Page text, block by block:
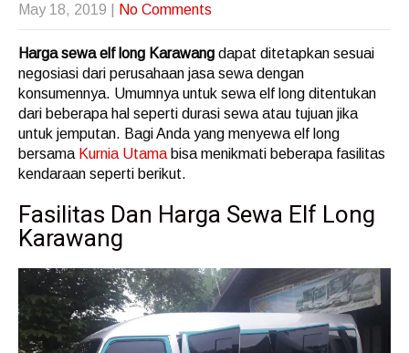
May 18, 2019 No Comments
Harga sewa elf long Karawang dapat ditetapkan sesuai
negosiasi dari perusahaan jasa sewa dengan
konsumennya. Umumnya untuk sewa elf long ditentukan
dari beberapa hal seperti durasi sewa atau tujuan jika
untuk jemputan. Bagi Anda yang menyewa elf long
bersama Kurnia Utama bisa menikmati beberapa fasilitas
kendaraan seperti berikut.
Fasilitas Dan Harga Sewa Elf Long
Karawang